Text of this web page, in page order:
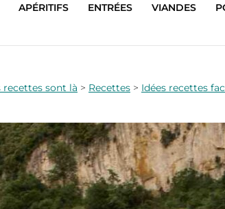
APÉRITIFS ENTRÉES VIANDES
recettes sont là > Recettes > Idées recettes